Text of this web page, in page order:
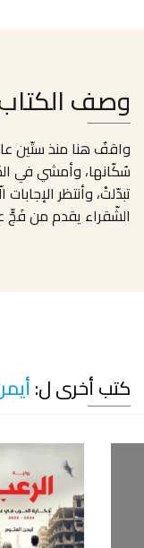
وصف
واقفٌ هنا منذ ستّين
سُكّانها، وأمشي في
تبدّلتْ، وأنتظر
الشّقراء يقدم من فَجٍّ
كتب أخرى ل: